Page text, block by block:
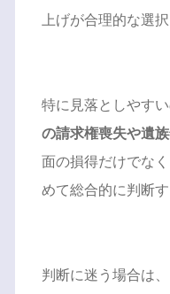
上げが合理的な選
特に見落としやすい
の請求権喪失や遺
面の損得だけでな
めて総合的に判断
判断に迷う場合は